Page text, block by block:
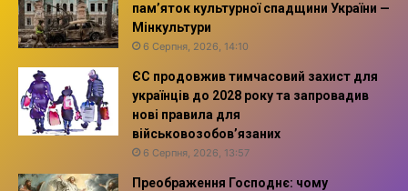
пам’яток культурної спадщини України —
Мінкультури
6 Серпня, 2026, 14:10
ЄС продовжив тимчасовий захист для
українців до 2028 року та запровадив
нові правила для
військовозобов’язаних
6 Серпня, 2026, 13:57
Преображення Господнє: чому